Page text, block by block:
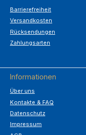
Barrierefreiheit
Versandkosten
Rücksendungen
Zahlungsarten
Informationen
Über uns
Kontakte & FAQ
Datenschutz
Impressum